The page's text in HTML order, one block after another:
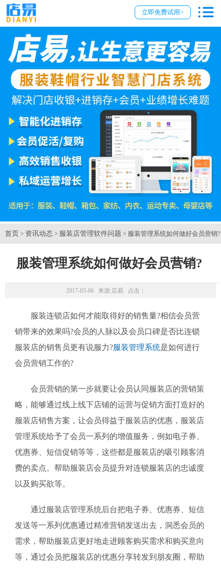
立即免费试用>
首页 > 资讯动态 > 服装店管理软件问题 > 服装管理系统如何做好会员营销?
服装管理系统如何做好会员营销?
2017-03-06 来源:店易 点击：
服装连锁店如何才能取得好的销售量?相信会员营
销带来的效果吗?会员的人脉以及会员口碑是否比连锁
服装店的销售员更有说服力?服装管理系统是如何进行
会员营销工作的?
会员营销的第一步就要让会员认同服装店的营销策
略，能够通过线上线下店铺的运营与促销方面打造好的
服装店销售方案，让会员得益于服装店的优惠，服装店
管理系统给予了会员一系列的增值服务，例如电子券、
优惠券、短信促销等等，这些都是服装店的吸引顾客消
费的卖点。帮助服装店会员提升对连锁服装店的忠诚度
以及购买欲等。
通过服装店管理系统后台把电子券、优惠券、短信
发送等一系列优惠通过精准营销发送出去，洞悉会员的
需求，帮助服装店更好地走进顾客购买需求和购买意向
等，通过会员把服装店的优惠分享转发到朋友圈，帮助